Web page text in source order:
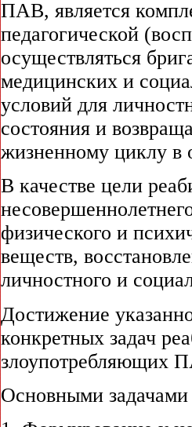
ПАВ, является
педагогической
осуществляться
медицинских и
условий для
состояния и
жизненному циклу в
В качестве цели
физического и
веществ,
личностного и
Достижение
конкретных задач
злоупотребляющих
Основными